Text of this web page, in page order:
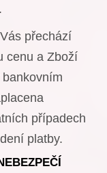
přechází
cenu a Zboží
případech
platby.